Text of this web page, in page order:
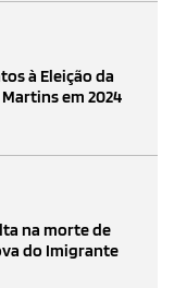
à Eleição da
em 2024
na morte de
do Imigrante